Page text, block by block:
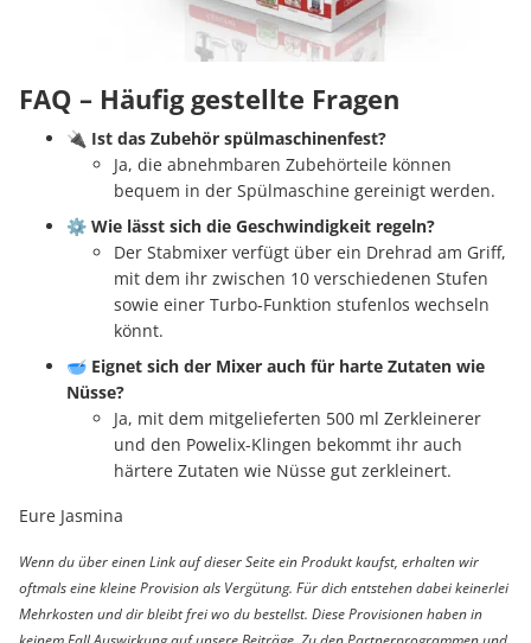
FAQ – Häufig gestellte Fragen
🔌 Ist das Zubehör spülmaschinenfest?
Ja, die abnehmbaren Zubehörteile können
bequem in der Spülmaschine gereinigt werden.
⚙️ Wie lässt sich die Geschwindigkeit regeln?
Der Stabmixer verfügt über ein Drehrad am Griff,
mit dem ihr zwischen 10 verschiedenen Stufen
sowie einer Turbo-Funktion stufenlos wechseln
könnt.
🥣 Eignet sich der Mixer auch für harte Zutaten wie
Nüsse?
Ja, mit dem mitgelieferten 500 ml Zerkleinerer
und den Powelix-Klingen bekommt ihr auch
härtere Zutaten wie Nüsse gut zerkleinert.
Eure Jasmina
Wenn du über einen Link auf dieser Seite ein Produkt kaufst, erhalten wir
oftmals eine kleine Provision als Vergütung. Für dich entstehen dabei keinerlei
Mehrkosten und dir bleibt frei wo du bestellst. Diese Provisionen haben in